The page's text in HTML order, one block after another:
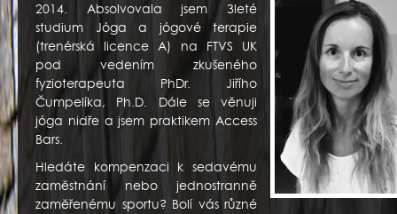
2014. Absolvovala jsem 3leté
studium Jóga a jógové terapie
(trenérská licence A) na FTVS UK
pod vedením zkušeného
fyzioterapeuta PhDr. Jiřího
Čumpelíka, Ph.D. Dále se věnuji
jóga nidře a jsem praktikem Access
Bars.
Hledáte kompenzaci k sedavému
zaměstnání nebo jednostranně
zaměřenému sportu? Bolí vás různé